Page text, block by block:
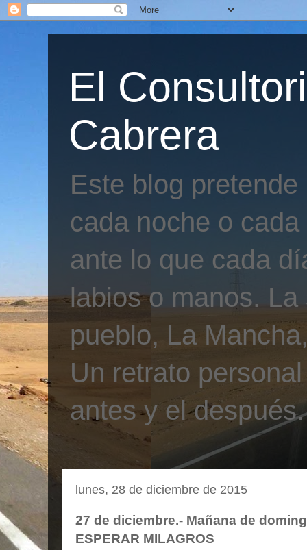
El
Cabrera
Este blog
cada noche o
ante lo que cada
labios o manos.
pueblo, La
Un retrato
antes y el después.
lunes, 28 de diciembre de 2015
27 de diciembre.- Mañana de
ESPERAR MILAGROS